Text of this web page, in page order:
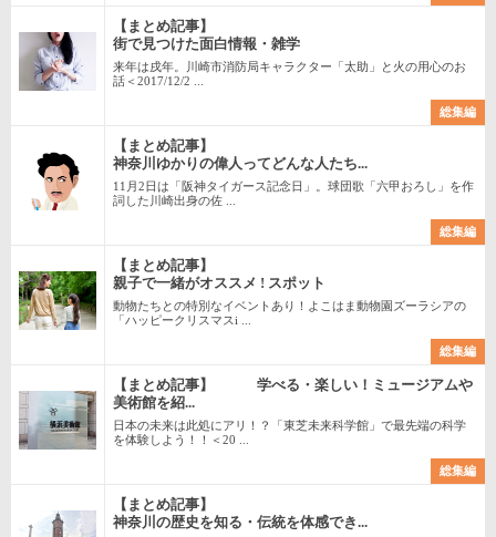
【まとめ記事】
街で見つけた面白情報・雑学
来年は戌年。川崎市消防局キャラクター「太助」と火の用心のお
話＜2017/12/2 ...
総集編
【まとめ記事】
神奈川ゆかりの偉人ってどんな人たち...
11月2日は「阪神タイガース記念日」。球団歌「六甲おろし」を作
詞した川崎出身の佐 ...
総集編
【まとめ記事】
親子で一緒がオススメ ! スポット
動物たちとの特別なイベントあり！よこはま動物園ズーラシアの
「ハッピークリスマスi ...
総集編
【まとめ記事】 学べる・楽しい！ミュージアムや
美術館を紹...
日本の未来は此処にアリ！？「東芝未来科学館」で最先端の科学
を体験しよう！！＜20 ...
総集編
【まとめ記事】
神奈川の歴史を知る・伝統を体感でき...